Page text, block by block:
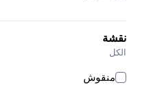
نقشة
الكل
منقوش